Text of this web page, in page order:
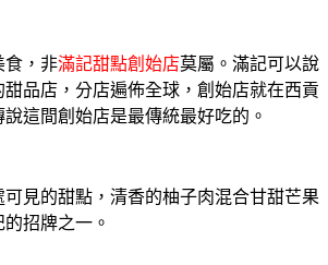
食，非滿記甜點創始店莫屬。滿記可以說
品店，分店遍佈全球，創始店就在西貢
這間創始店是最傳統最好吃的。
可見的甜點，清香的柚子肉混合甘甜芒果
招牌之一。